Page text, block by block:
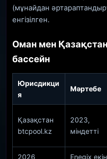
(мұнайдан
енгізілген.
Оман мен
бассейн
Юрисдикци
я
Мәртебе
Қазақстан
btcpool.kz
2023,
міндетті
2026
Enegix